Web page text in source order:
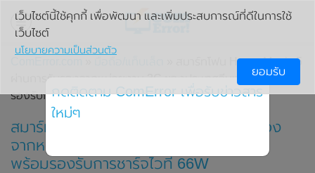
» สมาร์ทโฟน Honor Magic 5
ผ่านการรับรองจากหน่วยงาน 3C ของประเทศจีนแล้ว มาพร้อม
รองรับการชาร์จไวที่ 66W
สมาร์ทโฟน Honor Magic 5 ผ่านการรับรอง
จากหน่วยงาน 3C ของประเทศจีนแล้ว มา
พร้อมรองรับการชาร์จไวที่ 66W
เว็บไซต์นี้ใช้คุกกี้ เพื่อพัฒนา และเพิ่มประสบการณ์ที่ดีในการใช้
เว็บไซต์
นโยบายความเป็นส่วนตัว
ยอมรับ
กดติดตาม ComError เพื่อรับข่าวสาร
ใหม่ๆ